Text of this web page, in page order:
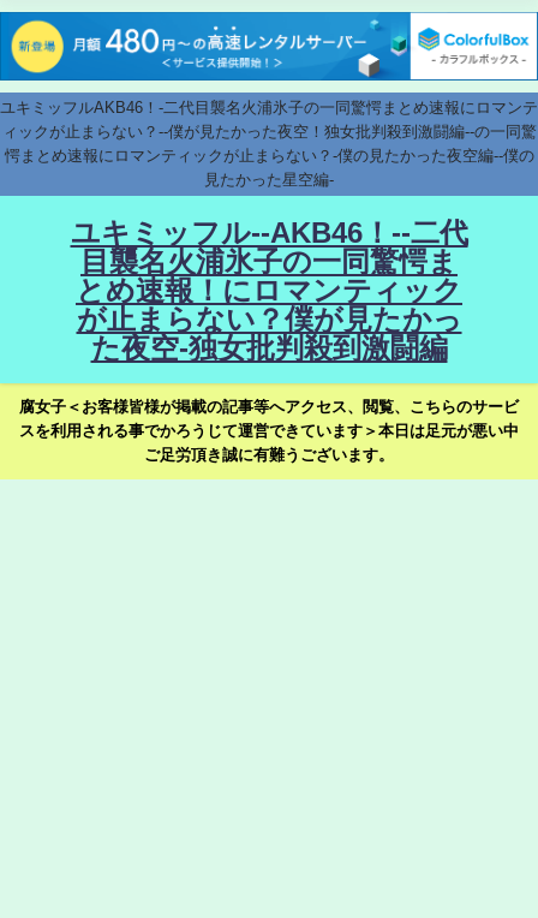
ユキミッフルAKB46！-二代目襲名火浦氷子の一同驚愕まとめ速報にロマンテ
ィックが止まらない？--僕が見たかった夜空！独女批判殺到激闘編--の一同驚
愕まとめ速報にロマンティックが止まらない？-僕の見たかった夜空編--僕の
見たかった星空編-
ユキミッフル--AKB46！--二代
目襲名火浦氷子の一同驚愕ま
とめ速報！にロマンティック
が止まらない？僕が見たかっ
た夜空-独女批判殺到激闘編
腐女子＜お客様皆様が掲載の記事等へアクセス、閲覧、こちらのサービ
スを利用される事でかろうじて運営できています＞本日は足元が悪い中
ご足労頂き誠に有難うございます。